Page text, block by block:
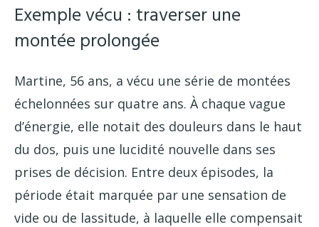
Exemple vécu : traverser une
montée prolongée
Martine, 56 ans, a vécu une série de montées
échelonnées sur quatre ans. À chaque vague
d’énergie, elle notait des douleurs dans le haut
du dos, puis une lucidité nouvelle dans ses
prises de décision. Entre deux épisodes, la
période était marquée par une sensation de
vide ou de lassitude, à laquelle elle compensait